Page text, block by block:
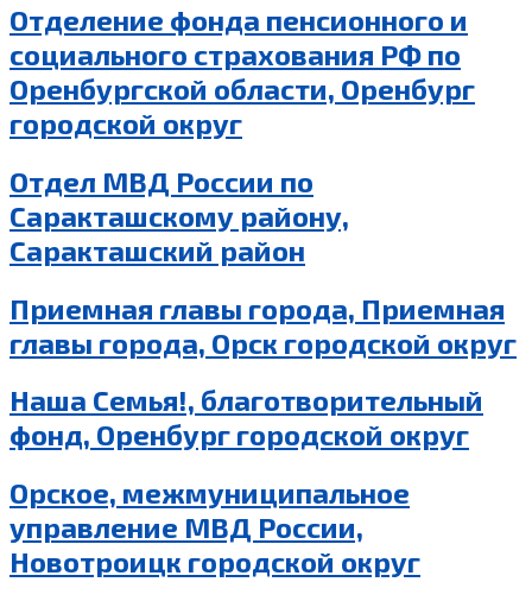
Отделение фонда пенсионного и
социального страхования РФ по
Оренбургской области, Оренбург
городской округ
Отдел МВД России по
Саракташскому району,
Саракташский район
Приемная главы города, Приемная
главы города, Орск городской округ
Наша Семья!, благотворительный
фонд, Оренбург городской округ
Орское, межмуниципальное
управление МВД России,
Новотроицк городской округ